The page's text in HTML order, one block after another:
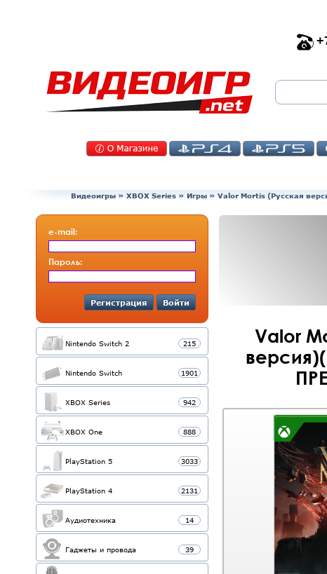
Видеоигры » XBOX Series » Игры » Valor Mortis (Русская
e-mail:
Пароль:
Регистрация Войти
Nintendo Switch 2 215
Nintendo Switch 1901
XBOX Series 942
XBOX One 888
PlayStation 5 3033
PlayStation 4 2131
Аудиотехника 14
Гаджеты и провода 39
Valor